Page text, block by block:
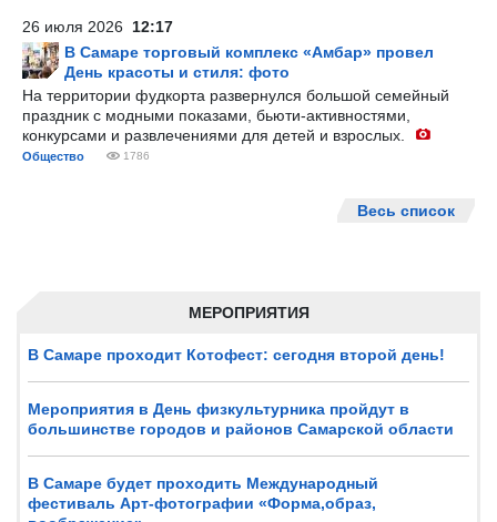
МЕРОПРИЯТИЯ
В Самаре проходит Котофест: сегодня второй день!
Мероприятия в День физкультурника пройдут в
большинстве городов и районов Самарской области
В Самаре будет проходить Международный
фестиваль Арт-фотографии «Форма,образ,
26 июля 2026 12:17
В Самаре торговый комплекс «Амбар» провел
День красоты и стиля: фото
На территории фудкорта развернулся большой семейный
праздник с модными показами, бьюти-активностями,
конкурсами и развлечениями для детей и взрослых.
Общество 1786
Весь список